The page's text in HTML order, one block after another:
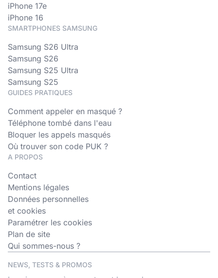
iPhone 17e
iPhone 16
SMARTPHONES SAMSUNG
Samsung S26 Ultra
Samsung S26
Samsung S25 Ultra
Samsung S25
GUIDES PRATIQUES
Comment appeler en masqué ?
Téléphone tombé dans l'eau
Bloquer les appels masqués
Où trouver son code PUK ?
A PROPOS
Contact
Mentions légales
Données personnelles
et cookies
Paramétrer les cookies
Plan de site
Qui sommes-nous ?
NEWS, TESTS & PROMOS